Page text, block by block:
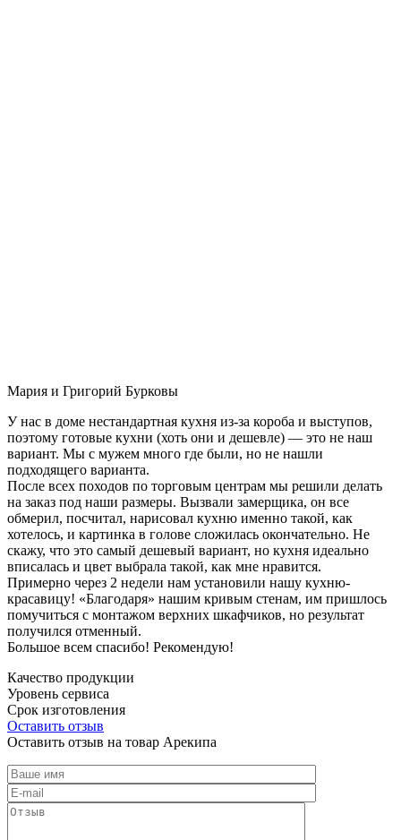
Мария и Григорий Бурковы
У нас в доме нестандартная кухня из-за короба и выступов,
поэтому готовые кухни (хоть они и дешевле) — это не наш
вариант. Мы с мужем много где были, но не нашли
подходящего варианта.
После всех походов по торговым центрам мы решили делать
на заказ под наши размеры. Вызвали замерщика, он все
обмерил, посчитал, нарисовал кухню именно такой, как
хотелось, и картинка в голове сложилась окончательно. Не
скажу, что это самый дешевый вариант, но кухня идеально
вписалась и цвет выбрала такой, как мне нравится.
Примерно через 2 недели нам установили нашу кухню-
красавицу! «Благодаря» нашим кривым стенам, им пришлось
помучиться с монтажом верхних шкафчиков, но результат
получился отменный.
Большое всем спасибо! Рекомендую!
Качество продукции
Уровень сервиса
Срок изготовления
Оставить отзыв
Оставить отзыв на товар Арекипа